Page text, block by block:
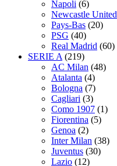
Napoli (6)
Newcastle United
Pays-Bas (20)
PSG (40)
Real Madrid (60)
SERIE A (219)
AC Milan (48)
Atalanta (4)
Bologna (7)
Cagliari (3)
Como 1907 (1)
Fiorentina (5)
Genoa (2)
Inter Milan (38)
Juventus (30)
Lazio (12)